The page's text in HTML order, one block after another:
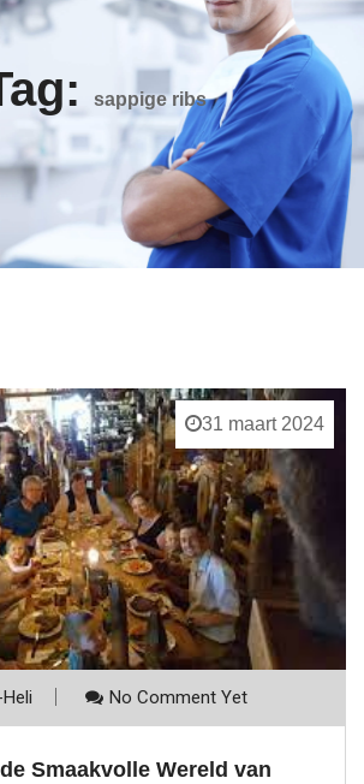
sappige ribs
31 maart 2024
No Comment Yet
Smaakvolle Wereld van